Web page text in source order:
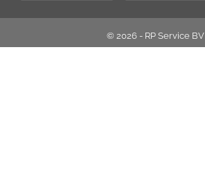
© 2026 - RP Service BV